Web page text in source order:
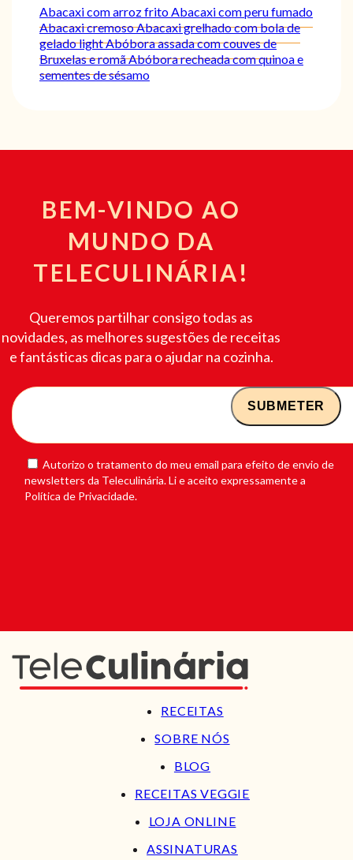
Abacaxi com arroz frito Abacaxi com peru fumado
Abacaxi cremosoAbacaxi grelhado com bola de
gelado lightAbóbora assada com couves de
Bruxelas e romãAbóbora recheada com quinoa e
sementes de sésamo
BEM-VINDO AO
MUNDO DA
TELECULINÁRIA!
Queremos partilhar consigo todas as
novidades, as melhores sugestões de receitas
e fantásticas dicas para o ajudar na cozinha.
Autorizo o tratamento do meu email para efeito de envio de
newsletters da Teleculinária. Li e aceito expressamente a
Política de Privacidade.
RECEITAS
SOBRE NÓS
BLOG
RECEITAS VEGGIE
LOJA ONLINE
ASSINATURAS